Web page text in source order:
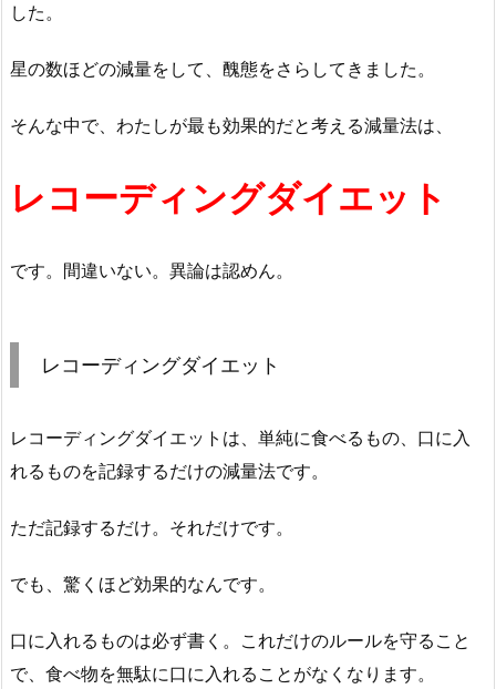
した。
星の数ほどの減量をして、醜態をさらしてきました。
そんな中で、わたしが最も効果的だと考える減量法は、
レコーディングダイエット
です。間違いない。異論は認めん。
レコーディングダイエット
レコーディングダイエットは、単純に食べるもの、口に入
れるものを記録するだけの減量法です。
ただ記録するだけ。それだけです。
でも、驚くほど効果的なんです。
口に入れるものは必ず書く。これだけのルールを守ること
で、食べ物を無駄に口に入れることがなくなります。